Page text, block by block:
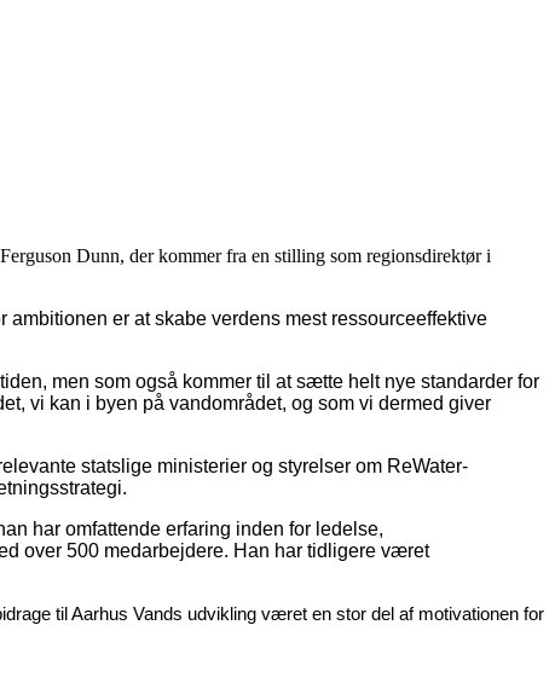
Dunn, der kommer fra en stilling som regionsdirektør i
er at skabe verdens mest ressourceeffektive
men som også kommer til at sætte helt nye standarder for
vi kan i byen på vandområdet, og som vi dermed giver
statslige ministerier og styrelser om ReWater-
har omfattende erfaring inden for ledelse,
over 500 medarbejdere. Han har tidligere været
til Aarhus Vands udvikling været en stor del af motivationen for